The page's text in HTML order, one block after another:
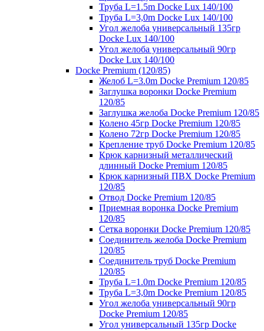
Труба L=1.5m Docke Lux 140/100
Труба L=3,0m Docke Lux 140/100
Угол желоба универсальный 135гр
Docke Lux 140/100
Угол желоба универсальный 90гр
Docke Lux 140/100
Docke Premium (120/85)
Желоб L=3.0m Docke Premium 120/85
Заглушка воронки Docke Premium
120/85
Заглушка желоба Docke Premium 120/85
Колено 45гр Docke Premium 120/85
Колено 72гр Docke Premium 120/85
Крепление труб Docke Premium 120/85
Крюк карнизный металлический
длинный Docke Premium 120/85
Крюк карнизный ПВХ Docke Premium
120/85
Отвод Docke Premium 120/85
Приемная воронка Docke Premium
120/85
Сетка воронки Docke Premium 120/85
Соединитель желоба Docke Premium
120/85
Соединитель труб Docke Premium
120/85
Труба L=1.0m Docke Premium 120/85
Труба L=3,0m Docke Premium 120/85
Угол желоба универсальный 90гр
Docke Premium 120/85
Угол универсальный 135гр Docke